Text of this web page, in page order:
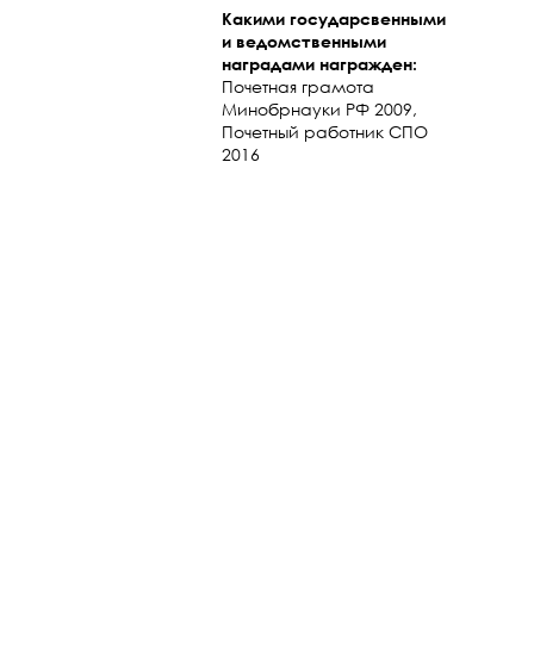
Какими государсвенными
и ведомственными
наградами награжден:
Почетная грамота
Минобрнауки РФ 2009,
Почетный работник СПО
2016